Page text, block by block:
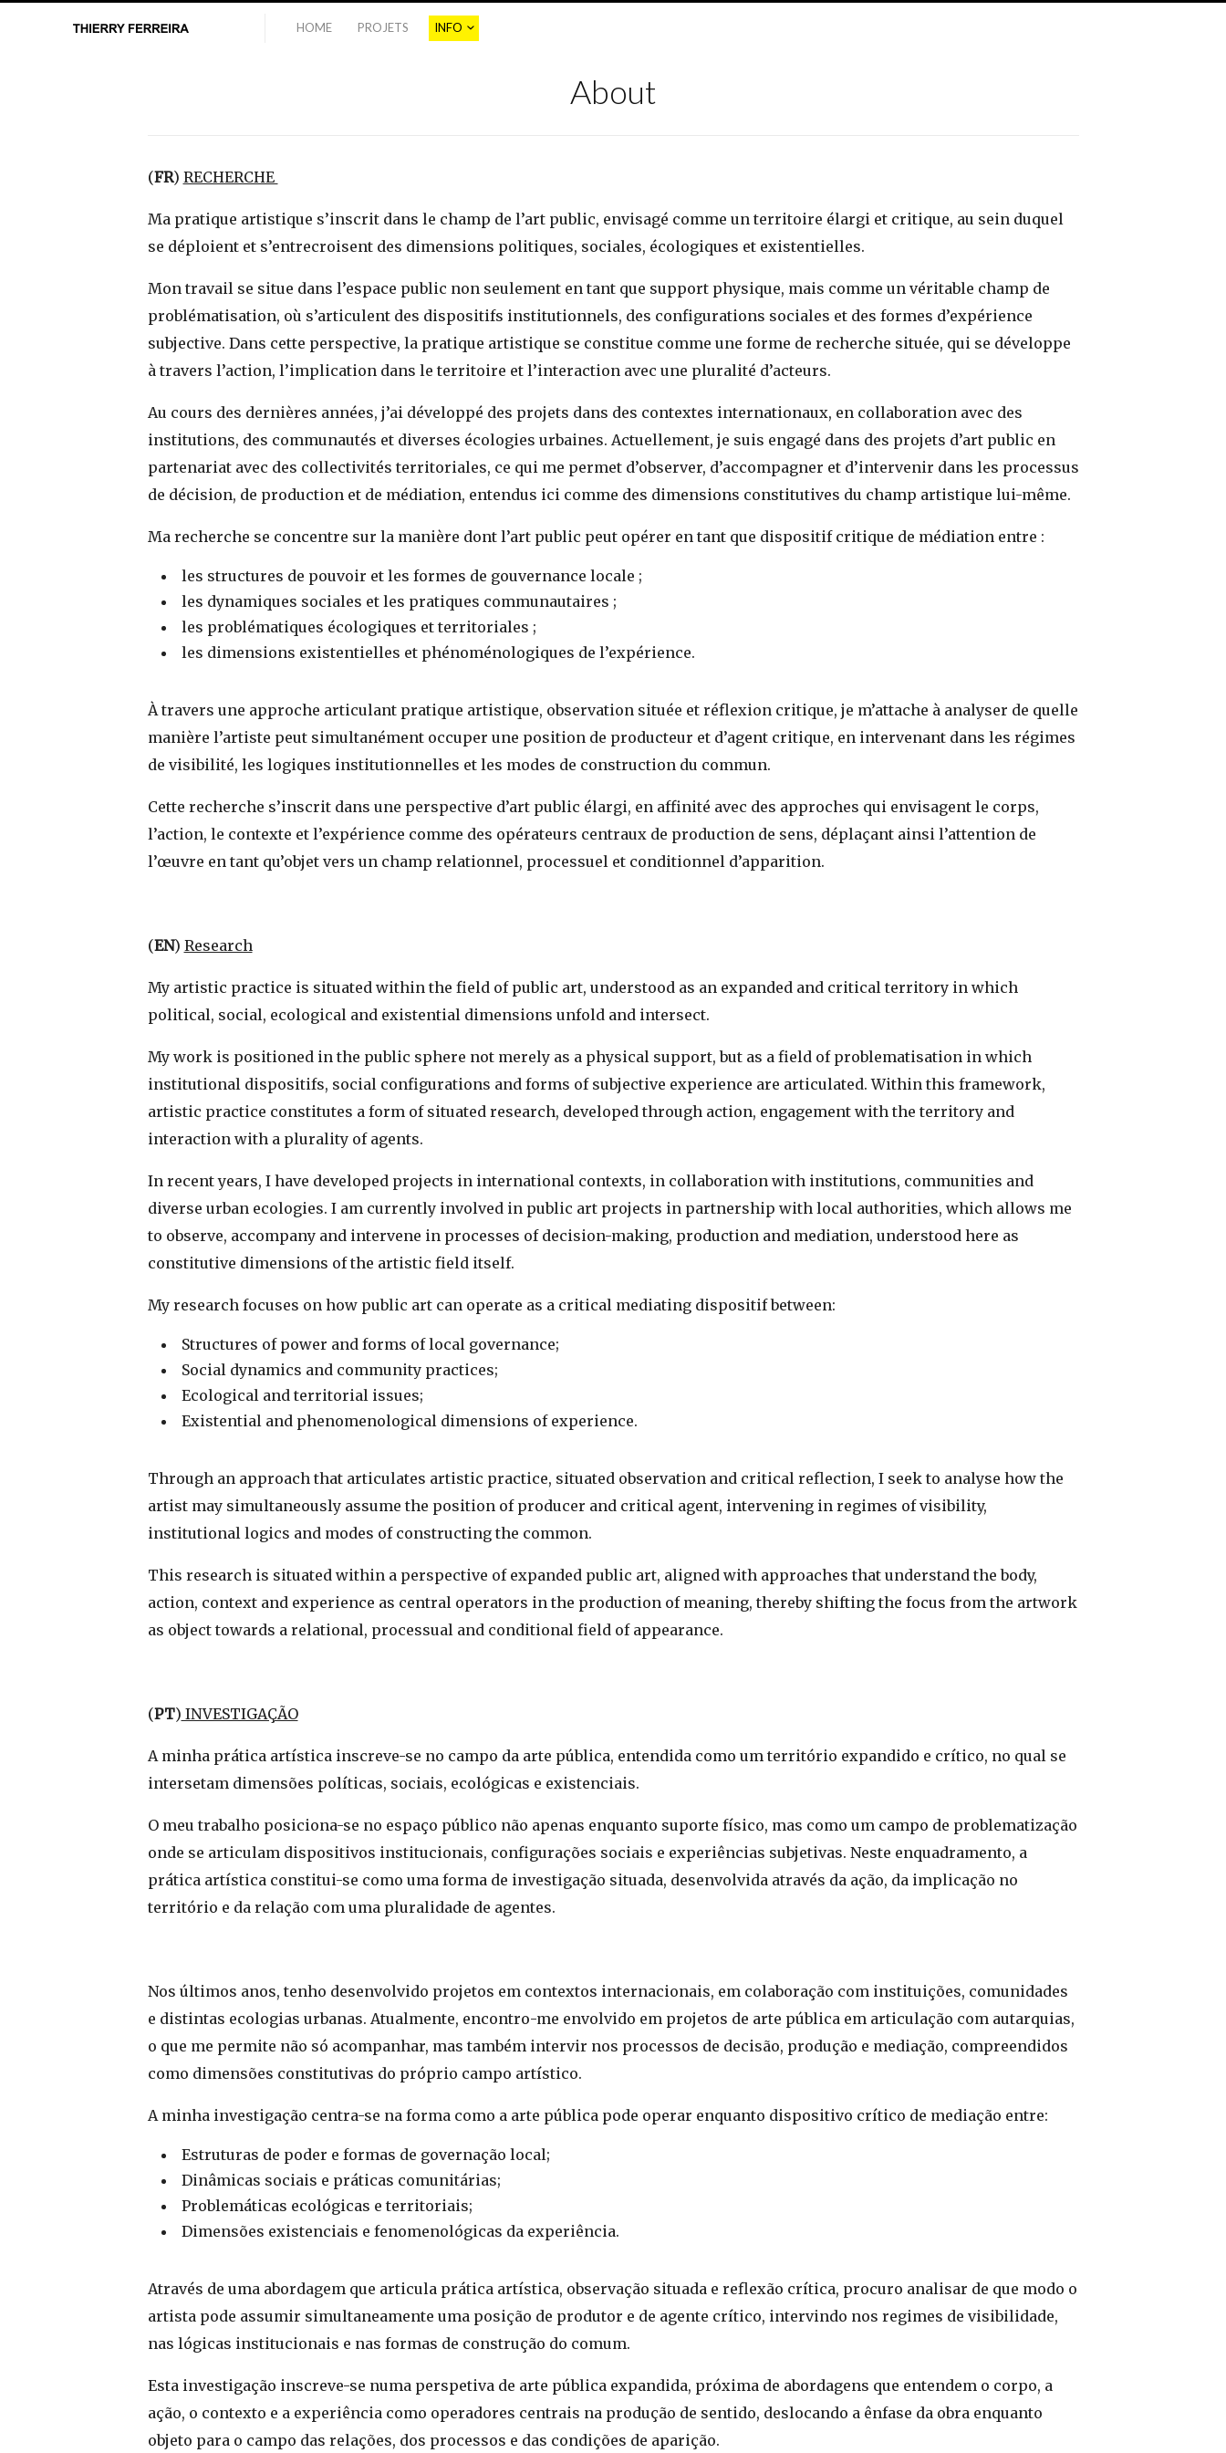
HOME PROJETS INFO
About
(FR) RECHERCHE
Ma pratique artistique s’inscrit dans le champ de l’art public, envisagé comme un territoire élargi et critique, au sein duquel
se déploient et s’entrecroisent des dimensions politiques, sociales, écologiques et existentielles.
Mon travail se situe dans l’espace public non seulement en tant que support physique, mais comme un véritable champ de
problématisation, où s’articulent des dispositifs institutionnels, des configurations sociales et des formes d’expérience
subjective. Dans cette perspective, la pratique artistique se constitue comme une forme de recherche située, qui se développe
à travers l’action, l’implication dans le territoire et l’interaction avec une pluralité d’acteurs.
Au cours des dernières années, j’ai développé des projets dans des contextes internationaux, en collaboration avec des
institutions, des communautés et diverses écologies urbaines. Actuellement, je suis engagé dans des projets d’art public en
partenariat avec des collectivités territoriales, ce qui me permet d’observer, d’accompagner et d’intervenir dans les processus
de décision, de production et de médiation, entendus ici comme des dimensions constitutives du champ artistique lui-même.
Ma recherche se concentre sur la manière dont l’art public peut opérer en tant que dispositif critique de médiation entre :
les structures de pouvoir et les formes de gouvernance locale ;
les dynamiques sociales et les pratiques communautaires ;
les problématiques écologiques et territoriales ;
les dimensions existentielles et phénoménologiques de l’expérience.
À travers une approche articulant pratique artistique, observation située et réflexion critique, je m’attache à analyser de quelle
manière l’artiste peut simultanément occuper une position de producteur et d’agent critique, en intervenant dans les régimes
de visibilité, les logiques institutionnelles et les modes de construction du commun.
Cette recherche s’inscrit dans une perspective d’art public élargi, en affinité avec des approches qui envisagent le corps,
l’action, le contexte et l’expérience comme des opérateurs centraux de production de sens, déplaçant ainsi l’attention de
l’œuvre en tant qu’objet vers un champ relationnel, processuel et conditionnel d’apparition.
(EN) Research
My artistic practice is situated within the field of public art, understood as an expanded and critical territory in which
political, social, ecological and existential dimensions unfold and intersect.
My work is positioned in the public sphere not merely as a physical support, but as a field of problematisation in which
institutional dispositifs, social configurations and forms of subjective experience are articulated. Within this framework,
artistic practice constitutes a form of situated research, developed through action, engagement with the territory and
interaction with a plurality of agents.
In recent years, I have developed projects in international contexts, in collaboration with institutions, communities and
diverse urban ecologies. I am currently involved in public art projects in partnership with local authorities, which allows me
to observe, accompany and intervene in processes of decision-making, production and mediation, understood here as
constitutive dimensions of the artistic field itself.
My research focuses on how public art can operate as a critical mediating dispositif between:
Structures of power and forms of local governance;
Social dynamics and community practices;
Ecological and territorial issues;
Existential and phenomenological dimensions of experience.
Through an approach that articulates artistic practice, situated observation and critical reflection, I seek to analyse how the
artist may simultaneously assume the position of producer and critical agent, intervening in regimes of visibility,
institutional logics and modes of constructing the common.
This research is situated within a perspective of expanded public art, aligned with approaches that understand the body,
action, context and experience as central operators in the production of meaning, thereby shifting the focus from the artwork
as object towards a relational, processual and conditional field of appearance.
(PT) INVESTIGAÇÃO
A minha prática artística inscreve-se no campo da arte pública, entendida como um território expandido e crítico, no qual se
intersetam dimensões políticas, sociais, ecológicas e existenciais.
O meu trabalho posiciona-se no espaço público não apenas enquanto suporte físico, mas como um campo de problematização
onde se articulam dispositivos institucionais, configurações sociais e experiências subjetivas. Neste enquadramento, a
prática artística constitui-se como uma forma de investigação situada, desenvolvida através da ação, da implicação no
território e da relação com uma pluralidade de agentes.
Nos últimos anos, tenho desenvolvido projetos em contextos internacionais, em colaboração com instituições, comunidades
e distintas ecologias urbanas. Atualmente, encontro-me envolvido em projetos de arte pública em articulação com autarquias,
o que me permite não só acompanhar, mas também intervir nos processos de decisão, produção e mediação, compreendidos
como dimensões constitutivas do próprio campo artístico.
A minha investigação centra-se na forma como a arte pública pode operar enquanto dispositivo crítico de mediação entre:
Estruturas de poder e formas de governação local;
Dinâmicas sociais e práticas comunitárias;
Problemáticas ecológicas e territoriais;
Dimensões existenciais e fenomenológicas da experiência.
Através de uma abordagem que articula prática artística, observação situada e reflexão crítica, procuro analisar de que modo o
artista pode assumir simultaneamente uma posição de produtor e de agente crítico, intervindo nos regimes de visibilidade,
nas lógicas institucionais e nas formas de construção do comum.
Esta investigação inscreve-se numa perspetiva de arte pública expandida, próxima de abordagens que entendem o corpo, a
ação, o contexto e a experiência como operadores centrais na produção de sentido, deslocando a ênfase da obra enquanto
objeto para o campo das relações, dos processos e das condições de aparição.